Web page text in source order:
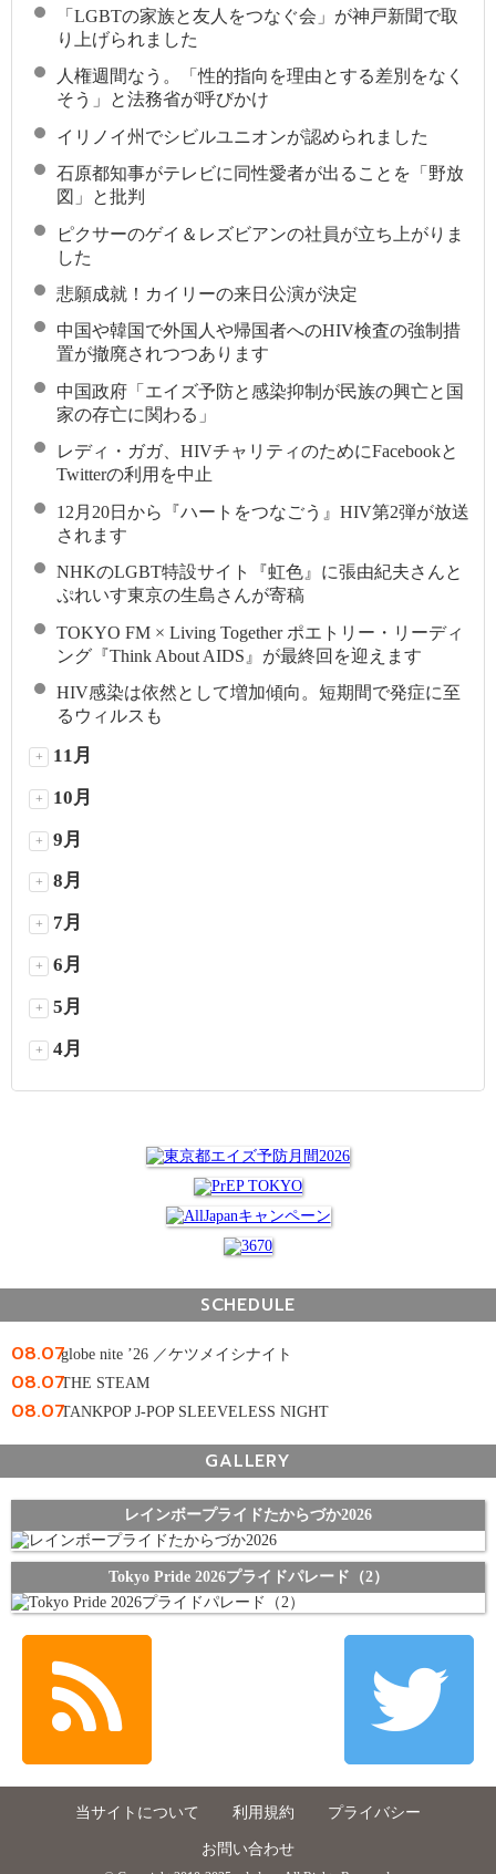
「LGBTの家族と友人をつなぐ会」が神戸新聞で取
り上げられました
人権週間なう。「性的指向を理由とする差別をなく
そう」と法務省が呼びかけ
イリノイ州でシビルユニオンが認められました
石原都知事がテレビに同性愛者が出ることを「野放
図」と批判
ピクサーのゲイ＆レズビアンの社員が立ち上がりま
した
悲願成就！カイリーの来日公演が決定
中国や韓国で外国人や帰国者へのHIV検査の強制措
置が撤廃されつつあります
中国政府「エイズ予防と感染抑制が民族の興亡と国
家の存亡に関わる」
レディ・ガガ、HIVチャリティのためにFacebookと
Twitterの利用を中止
12月20日から『ハートをつなごう』HIV第2弾が放送
されます
NHKのLGBT特設サイト『虹色』に張由紀夫さんと
ぷれいす東京の生島さんが寄稿
TOKYO FM × Living Together ポエトリー・リーディ
ング『Think About AIDS』が最終回を迎えます
HIV感染は依然として増加傾向。短期間で発症に至
るウィルスも
+ 11月
+ 10月
+ 9月
+ 8月
+ 7月
+ 6月
+ 5月
+ 4月
SCHEDULE
08.07globe nite ’26 ／ケツメイシナイト
08.07THE STEAM
08.07TANKPOP J-POP SLEEVELESS NIGHT
GALLERY
レインボープライドたからづか2026
Tokyo Pride 2026プライドパレード（2）
当サイトについて 利用規約 プライバシー
お問い合わせ